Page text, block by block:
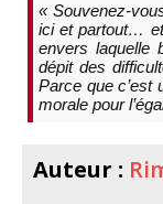
« Souvenez-
ici et partout…
envers laquelle
dépit des
Parce que c’est
morale pour
Auteur :